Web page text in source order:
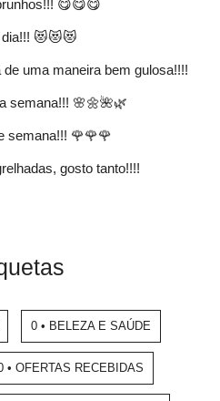
0 • BELEZA E SAÚDE
• OFERTAS RECEBIDAS